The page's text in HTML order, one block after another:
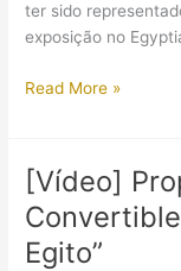
ter sido
exposição no
Tumba
Narmer
(B17
e
B18)
Read More »
[Vídeo]
Egito”